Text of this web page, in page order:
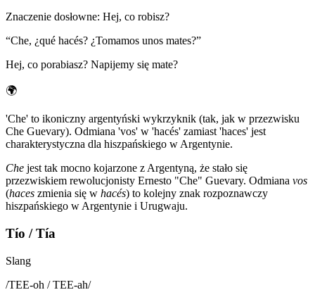
Znaczenie dosłowne: Hej, co robisz?
“Che, ¿qué hacés? ¿Tomamos unos mates?”
Hej, co porabiasz? Napijemy się mate?
🌍
'Che' to ikoniczny argentyński wykrzyknik (tak, jak w przezwisku
Che Guevary). Odmiana 'vos' w 'hacés' zamiast 'haces' jest
charakterystyczna dla hiszpańskiego w Argentynie.
Che jest tak mocno kojarzone z Argentyną, że stało się
przezwiskiem rewolucjonisty Ernesto "Che" Guevary. Odmiana vos
(haces zmienia się w hacés) to kolejny znak rozpoznawczy
hiszpańskiego w Argentynie i Urugwaju.
Tío / Tía
Slang
/TEE-oh / TEE-ah/